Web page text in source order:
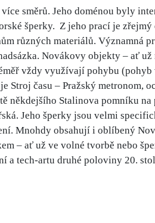
směrů. Jeho doménou byly
šperky. Z jeho prací je
různých materiálů. Významná
Novákovy objekty – ať už
vždy využívají pohybu
Stroj času – Pražský metronom,
někdejšího Stalinova pomníku na
Jeho šperky jsou velmi
Mnohdy obsahují i oblíbený
– ať už ve volné tvorbě nebo
a tech-artu druhé poloviny 20.